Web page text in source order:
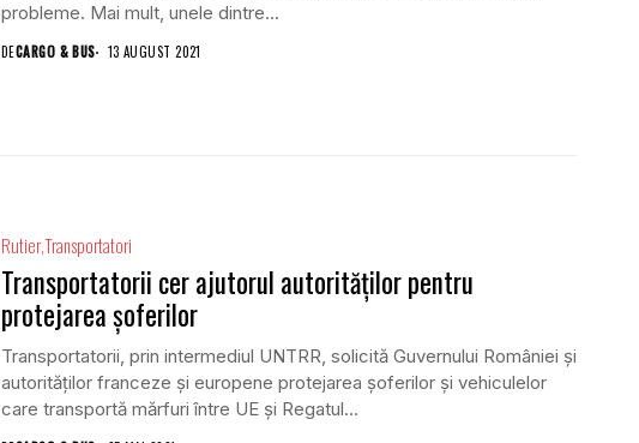
probleme. Mai mult, unele dintre...
DECARGO & BUS 13 AUGUST 2021
RutierTransportatori
Transportatorii cer ajutorul autorităților pentru
protejarea șoferilor
Transportatorii, prin intermediul UNTRR, solicită Guvernului României și
autorităților franceze și europene protejarea șoferilor și vehiculelor
care transportă mărfuri între UE și Regatul...